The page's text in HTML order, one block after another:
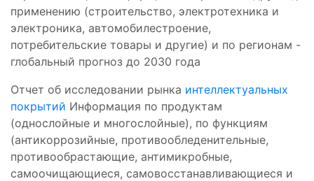
применению (строительство, электротехника и
электроника, автомобилестроение,
потребительские товары и другие) и по регионам -
глобальный прогноз до 2030 года
Отчет об исследовании рынка интеллектуальных
покрытий Информация по продуктам
(однослойные и многослойные), по функциям
(антикоррозийные, противообледенительные,
противообрастающие, антимикробные,
самоочищающиеся, самовосстанавливающиеся и